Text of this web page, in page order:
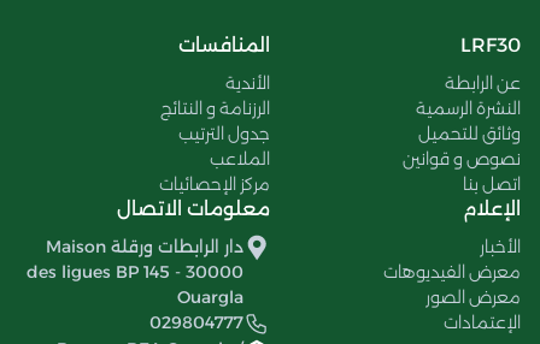
LRF30
عن الرابطة
النشرة الرسمية
وثائق للتحميل
نصوص و قوانين
اتصل بنا
المنافسات
الأندية
الرزنامة و النتائج
جدول الترتيب
الملاعب
مركز الإحصائيات
الإعلام
الأخبار
معرض الفيديوهات
معرض الصور
الإعتمادات
معلومات الاتصال
دار الرابطات ورقلة Maison
des ligues BP 145 - 30000
Ouargla
029804777